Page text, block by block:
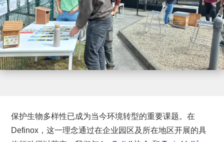
保护生物多样性已成为当今环境转型的重要课题。在
Definox，这一理念通过在企业园区及所在地区开展的具